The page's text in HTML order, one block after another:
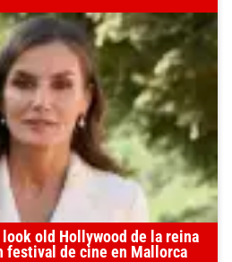
old Hollywood de la reina
festival de cine en Mallorca